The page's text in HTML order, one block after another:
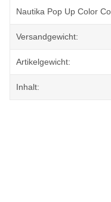
Nautika Pop Up Color
Versandgewicht:
Artikelgewicht:
Inhalt: